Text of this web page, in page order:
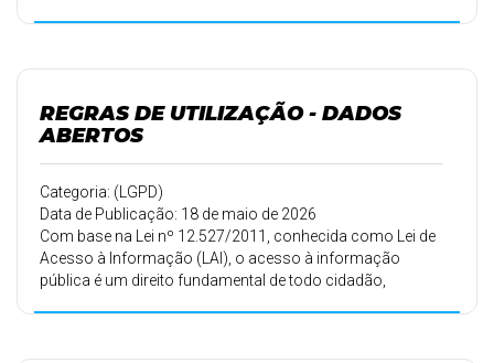
REGRAS DE UTILIZAÇÃO - DADOS
ABERTOS
Categoria: (LGPD)
Data de Publicação: 18 de maio de 2026
Com base na Lei nº 12.527/2011, conhecida como Lei de
Acesso à Informação (LAI), o acesso à informação
pública é um direito fundamental de todo cidadão,